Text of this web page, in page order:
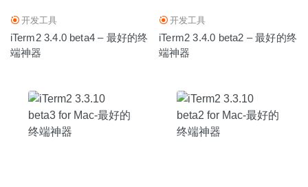
开发工具
iTerm2 3.4.0 beta4 – 最好的终
端神器
开发工具
iTerm2 3.4.0 beta2 – 最好的终
端神器